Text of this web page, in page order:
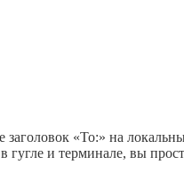
«To:» на
и терминале, вы